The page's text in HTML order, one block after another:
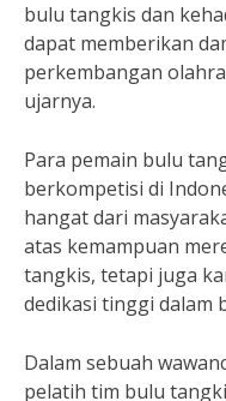
bulu tangkis dan
dapat memberikan
perkembangan
ujarnya.
Para pemain bulu
berkompetisi di
hangat dari
atas kemampuan
tangkis, tetapi juga
dedikasi tinggi dalam
Dalam sebuah
pelatih tim bulu